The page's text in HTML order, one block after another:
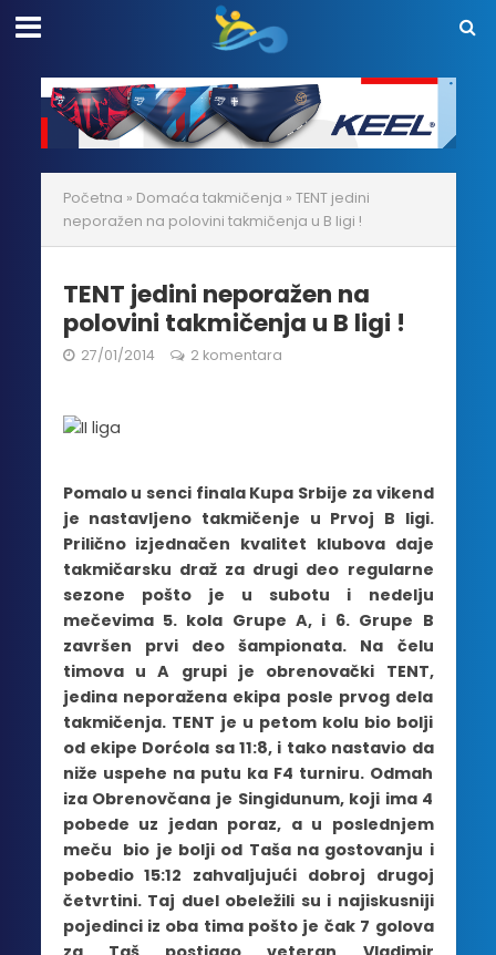
Početna » Domaća takmičenja » TENT jedini
neporažen na polovini takmičenja u B ligi !
TENT jedini neporažen na
polovini takmičenja u B ligi !
27/01/2014 2 komentara
Pomalo u senci finala Kupa Srbije za vikend
je nastavljeno takmičenje u Prvoj B ligi.
Prilično izjednačen kvalitet klubova daje
takmičarsku draž za drugi deo regularne
sezone pošto je u subotu i nedelju
mečevima 5. kola Grupe A, i 6. Grupe B
završen prvi deo šampionata. Na čelu
timova u A grupi je obrenovački TENT,
jedina neporažena ekipa posle prvog dela
takmičenja. TENT je u petom kolu bio bolji
od ekipe Dorćola sa 11:8, i tako nastavio da
niže uspehe na putu ka F4 turniru. Odmah
iza Obrenovčana je Singidunum, koji ima 4
pobede uz jedan poraz, a u poslednjem
meču bio je bolji od Taša na gostovanju i
pobedio 15:12 zahvaljujući dobroj drugoj
četvrtini. Taj duel obeležili su i najiskusniji
pojedinci iz oba tima pošto je čak 7 golova